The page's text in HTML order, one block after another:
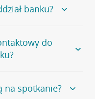
banku?
zapraszamy na
znajduje się
do
ogólnego numeru
na spotkanie?